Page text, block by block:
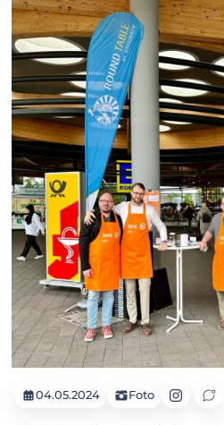
04.05.2024 Foto